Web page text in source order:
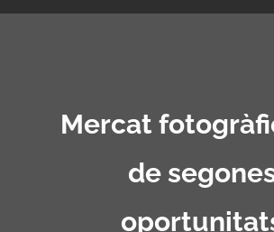
Mercat
de